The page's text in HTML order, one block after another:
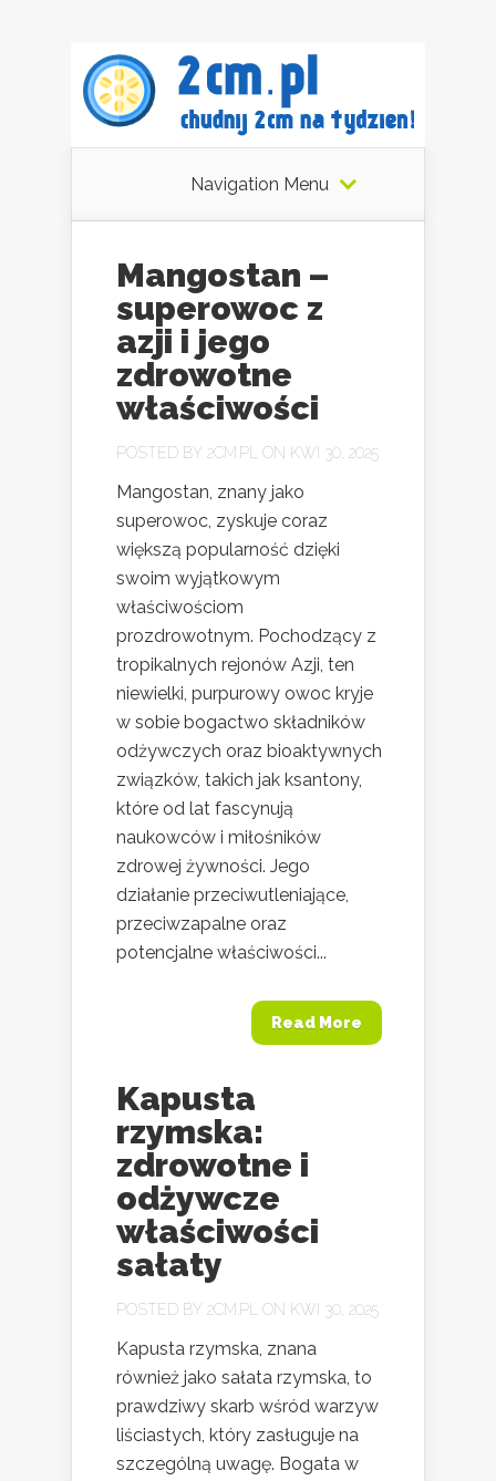
Navigation Menu
Mangostan –
superowoc z
azji i jego
zdrowotne
właściwości
POSTED BY 2CM.PL ON KWI 30, 2025
Mangostan, znany jako
superowoc, zyskuje coraz
większą popularność dzięki
swoim wyjątkowym
właściwościom
prozdrowotnym. Pochodzący z
tropikalnych rejonów Azji, ten
niewielki, purpurowy owoc kryje
w sobie bogactwo składników
odżywczych oraz bioaktywnych
związków, takich jak ksantony,
które od lat fascynują
naukowców i miłośników
zdrowej żywności. Jego
działanie przeciwutleniające,
przeciwzapalne oraz
potencjalne właściwości...
Read More
Kapusta
rzymska:
zdrowotne i
odżywcze
właściwości
sałaty
POSTED BY 2CM.PL ON KWI 30, 2025
Kapusta rzymska, znana
również jako sałata rzymska, to
prawdziwy skarb wśród warzyw
liściastych, który zasługuje na
szczególną uwagę. Bogata w